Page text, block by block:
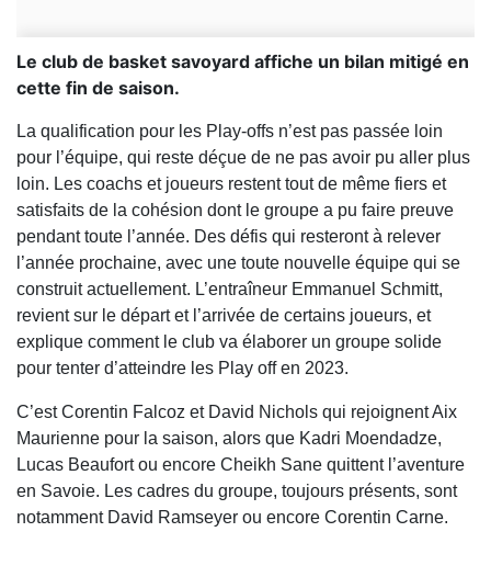
Le club de basket savoyard affiche un bilan mitigé en
cette fin de saison.
La qualification pour les Play-offs n’est pas passée loin
pour l’équipe, qui reste déçue de ne pas avoir pu aller plus
loin. Les coachs et joueurs restent tout de même fiers et
satisfaits de la cohésion dont le groupe a pu faire preuve
pendant toute l’année. Des défis qui resteront à relever
l’année prochaine, avec une toute nouvelle équipe qui se
construit actuellement. L’entraîneur Emmanuel Schmitt,
revient sur le départ et l’arrivée de certains joueurs, et
explique comment le club va élaborer un groupe solide
pour tenter d’atteindre les Play off en 2023.
C’est Corentin Falcoz et David Nichols qui rejoignent Aix
Maurienne pour la saison, alors que Kadri Moendadze,
Lucas Beaufort ou encore Cheikh Sane quittent l’aventure
en Savoie. Les cadres du groupe, toujours présents, sont
notamment David Ramseyer ou encore Corentin Carne.